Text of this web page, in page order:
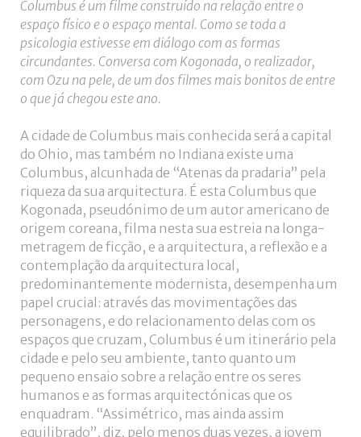
Columbus é um filme construído na relação entre o
espaço físico e o espaço mental. Como se toda a
psicologia estivesse em diálogo com as formas
circundantes. Conversa com Kogonada, o realizador,
com Ozu na pele, de um dos filmes mais bonitos de entre
o que já chegou este ano.
A cidade de Columbus mais conhecida será a capital
do Ohio, mas também no Indiana existe uma
Columbus, alcunhada de “Atenas da pradaria” pela
riqueza da sua arquitectura. É esta Columbus que
Kogonada, pseudónimo de um autor americano de
origem coreana, filma nesta sua estreia na longa-
metragem de ficção, e a arquitectura, a reflexão e a
contemplação da arquitectura local,
predominantemente modernista, desempenha um
papel crucial: através das movimentações das
personagens, e do relacionamento delas com os
espaços que cruzam, Columbus é um itinerário pela
cidade e pelo seu ambiente, tanto quanto um
pequeno ensaio sobre a relação entre os seres
humanos e as formas arquitectónicas que os
enquadram. “Assimétrico, mas ainda assim
equilibrado”, diz, pelo menos duas vezes, a jovem